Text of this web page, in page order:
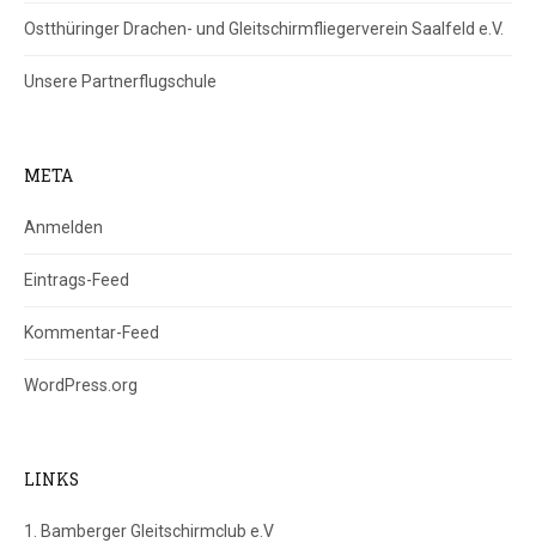
Ostthüringer Drachen- und Gleitschirmfliegerverein Saalfeld e.V.
Unsere Partnerflugschule
META
Anmelden
Eintrags-Feed
Kommentar-Feed
WordPress.org
LINKS
1. Bamberger Gleitschirmclub e.V